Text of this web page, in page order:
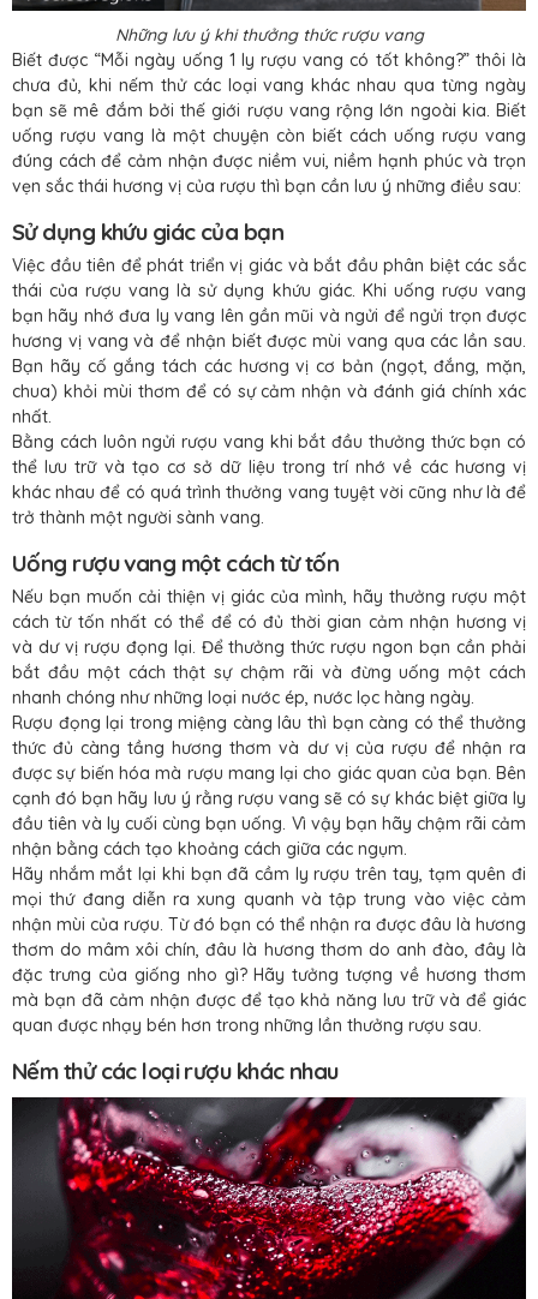
Những lưu ý khi thưởng thức rượu vang
Biết được “Mỗi ngày uống 1 ly rượu vang có tốt không?” thôi là
chưa đủ, khi nếm thử các loại vang khác nhau qua từng ngày
bạn sẽ mê đắm bởi thế giới rượu vang rộng lớn ngoài kia. Biết
uống rượu vang là một chuyện còn biết cách uống rượu vang
đúng cách để cảm nhận được niềm vui, niềm hạnh phúc và trọn
vẹn sắc thái hương vị của rượu thì bạn cần lưu ý những điều sau:
Sử dụng khứu giác của bạn
Việc đầu tiên để phát triển vị giác và bắt đầu phân biệt các sắc
thái của rượu vang là sử dụng khứu giác. Khi uống rượu vang
bạn hãy nhớ đưa ly vang lên gần mũi và ngửi để ngửi trọn được
hương vị vang và để nhận biết được mùi vang qua các lần sau.
Bạn hãy cố gắng tách các hương vị cơ bản (ngọt, đắng, mặn,
chua) khỏi mùi thơm để có sự cảm nhận và đánh giá chính xác
nhất.
Bằng cách luôn ngửi rượu vang khi bắt đầu thưởng thức bạn có
thể lưu trữ và tạo cơ sở dữ liệu trong trí nhớ về các hương vị
khác nhau để có quá trình thưởng vang tuyệt vời cũng như là để
trở thành một người sành vang.
Uống rượu vang một cách từ tốn
Nếu bạn muốn cải thiện vị giác của mình, hãy thưởng rượu một
cách từ tốn nhất có thể để có đủ thời gian cảm nhận hương vị
và dư vị rượu đọng lại. Để thưởng thức rượu ngon bạn cần phải
bắt đầu một cách thật sự chậm rãi và đừng uống một cách
nhanh chóng như những loại nước ép, nước lọc hàng ngày.
Rượu đọng lại trong miệng càng lâu thì bạn càng có thể thưởng
thức đủ càng tầng hương thơm và dư vị của rượu để nhận ra
được sự biến hóa mà rượu mang lại cho giác quan của bạn. Bên
cạnh đó bạn hãy lưu ý rằng rượu vang sẽ có sự khác biệt giữa ly
đầu tiên và ly cuối cùng bạn uống. Vì vậy bạn hãy chậm rãi cảm
nhận bằng cách tạo khoảng cách giữa các ngụm.
Hãy nhắm mắt lại khi bạn đã cầm ly rượu trên tay, tạm quên đi
mọi thứ đang diễn ra xung quanh và tập trung vào việc cảm
nhận mùi của rượu. Từ đó bạn có thể nhận ra được đâu là hương
thơm do mâm xôi chín, đâu là hương thơm do anh đào, đây là
đặc trưng của giống nho gì? Hãy tưởng tượng về hương thơm
mà bạn đã cảm nhận được để tạo khả năng lưu trữ và để giác
quan được nhạy bén hơn trong những lần thưởng rượu sau.
Nếm thử các loại rượu khác nhau